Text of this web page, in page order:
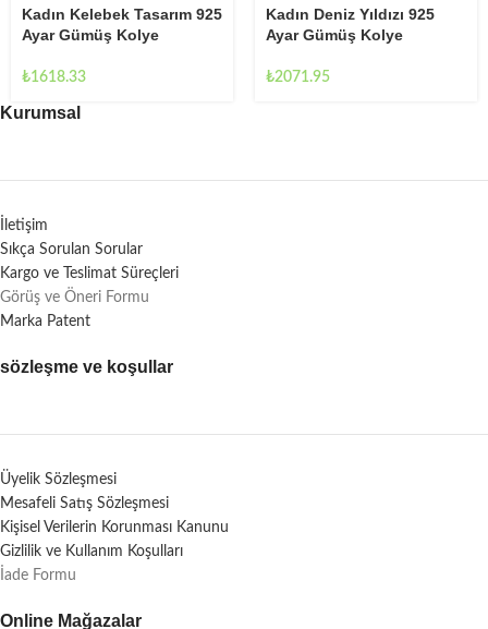
Kadın Kelebek Tasarım 925
Ayar Gümüş Kolye
₺1618.33
Kadın Deniz Yıldızı 925
Ayar Gümüş Kolye
₺2071.95
Kurumsal
İletişim
Sıkça Sorulan Sorular
Kargo ve Teslimat Süreçleri
Görüş ve Öneri Formu
Marka Patent
sözleşme ve koşullar
Üyelik Sözleşmesi
Mesafeli Satış Sözleşmesi
Kişisel Verilerin Korunması Kanunu
Gizlilik ve Kullanım Koşulları
İade Formu
Online Mağazalar